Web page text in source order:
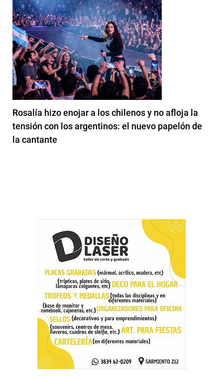
Rosalía hizo enojar a los chilenos y no afloja la
tensión con los argentinos: el nuevo papelón de
la cantante